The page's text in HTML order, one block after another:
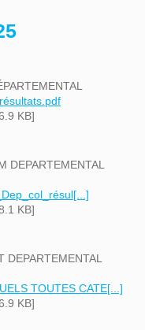
KB]
DEPARTEMENTAL
KB]
DEPARTEMENTAL
TOUTES CATE[...]
KB]